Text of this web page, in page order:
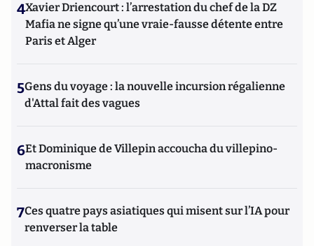
4Xavier Driencourt : l’arrestation du chef de la DZ
Mafia ne signe qu’une vraie-fausse détente entre
Paris et Alger
5Gens du voyage : la nouvelle incursion régalienne
d'Attal fait des vagues
6Et Dominique de Villepin accoucha du villepino-
macronisme
7Ces quatre pays asiatiques qui misent sur l’IA pour
renverser la table